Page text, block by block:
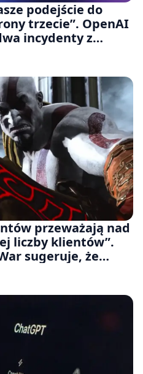
podejście do
trzecie”. OpenAI
incydenty z
przeważają nad
liczby klientów”.
sugeruje, że
rezygnuje z gier